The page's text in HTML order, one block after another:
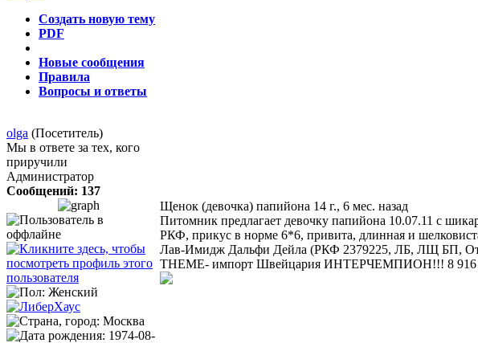
Создать новую тему
PDF
Новые сообщения
Правила
Вопросы и ответы
olga (Посетитель)
Мы в ответе за тех, кого
приручили
Администратор
Сообщений: 137
Щенок (девочка) папийона 14 г., 6 мес. назад
Питомник предлагает девочку папийона 10.07.11 с
РКФ, прикус в норме 6*6, привита, длинная и
Лав-Имидж Дальфи Дейла (РКФ 2379225, ЛБ, ЛЩ БП,
THEME- импорт Швейцария ИНТЕРЧЕМПИОН!!! 8 916